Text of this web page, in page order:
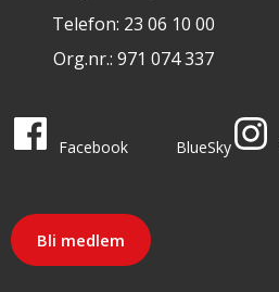
Telefon: 23 06 10 00
Org.nr.: 971 074 337
LO i sosiale medier
Facebook
BlueSky
Bli medlem